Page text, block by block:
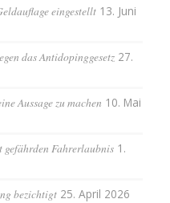
eingestellt 13. Juni
das Antidopinggesetz 27.
Aussage zu machen 10. Mai
gefährden Fahrerlaubnis 1.
bezichtigt 25. April 2026